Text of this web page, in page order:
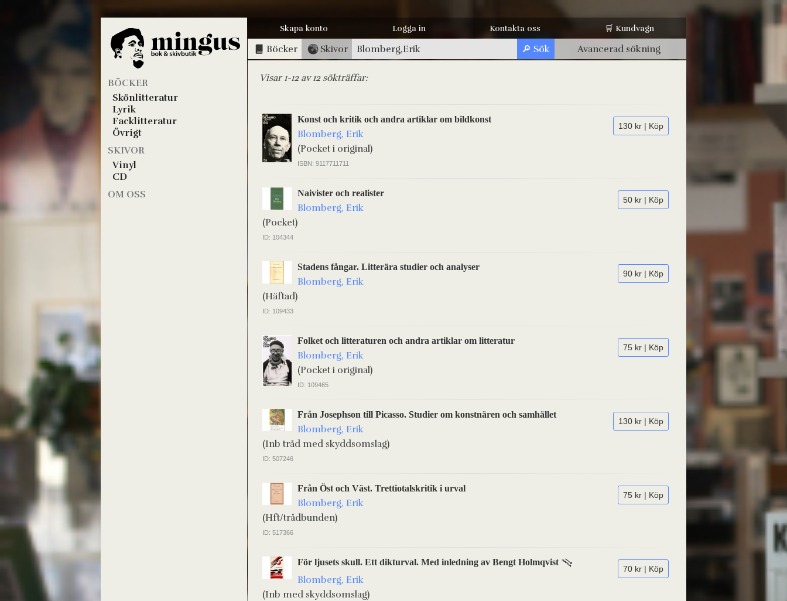
BÖCKER
Skönlitteratur
Lyrik
Facklitteratur
Övrigt
SKIVOR
Vinyl
CD
OM OSS
Skapa konto Logga in Kontakta oss 🛒 Kundvagn
Böcker Skivor Avancerad sökning
Visar 1-12 av 12 sökträffar:
130 kr | Köp
Konst och kritik och andra artiklar om bildkonst
Blomberg, Erik
(Pocket i original)
ISBN: 9117711711
50 kr | Köp
Naivister och realister
Blomberg, Erik
(Pocket)
ID: 104344
90 kr | Köp
Stadens fångar. Litterära studier och analyser
Blomberg, Erik
(Häftad)
ID: 109433
75 kr | Köp
Folket och litteraturen och andra artiklar om litteratur
Blomberg, Erik
(Pocket i original)
ID: 109465
130 kr | Köp
Från Josephson till Picasso. Studier om konstnären och samhället
Blomberg, Erik
(Inb tråd med skyddsomslag)
ID: 507246
75 kr | Köp
Från Öst och Väst. Trettiotalskritik i urval
Blomberg, Erik
(Hft/trådbunden)
ID: 517366
70 kr | Köp
För ljusets skull. Ett dikturval. Med inledning av Bengt Holmqvist
Blomberg, Erik
(Inb med skyddsomslag)